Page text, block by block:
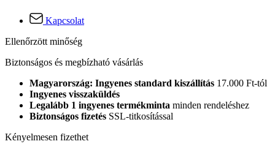
Kapcsolat
Ellenőrzött minőség
Biztonságos és megbízható vásárlás
Magyarország: Ingyenes standard kiszállítás 17.000 Ft-tól
Ingyenes visszaküldés
Legalább 1 ingyenes termékminta minden rendeléshez
Biztonságos fizetés SSL-titkosítással
Kényelmesen fizethet